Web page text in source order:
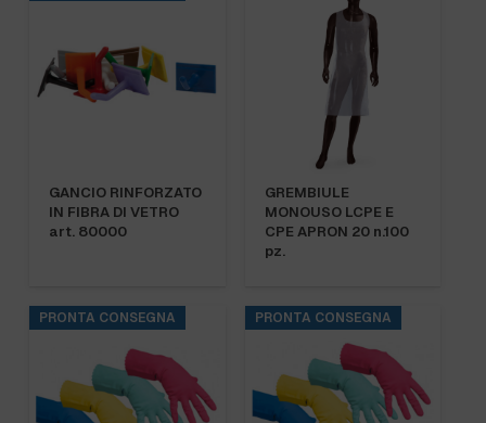
GANCIO RINFORZATO
IN FIBRA DI VETRO
art. 80000
GREMBIULE
MONOUSO LCPE E
CPE APRON 20 n.100
pz.
PRONTA CONSEGNA PRONTA CONSEGNA